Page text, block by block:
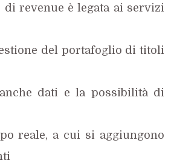
revenue è legata ai servizi
del portafoglio di titoli
dati e la possibilità di
reale, a cui si aggiungono